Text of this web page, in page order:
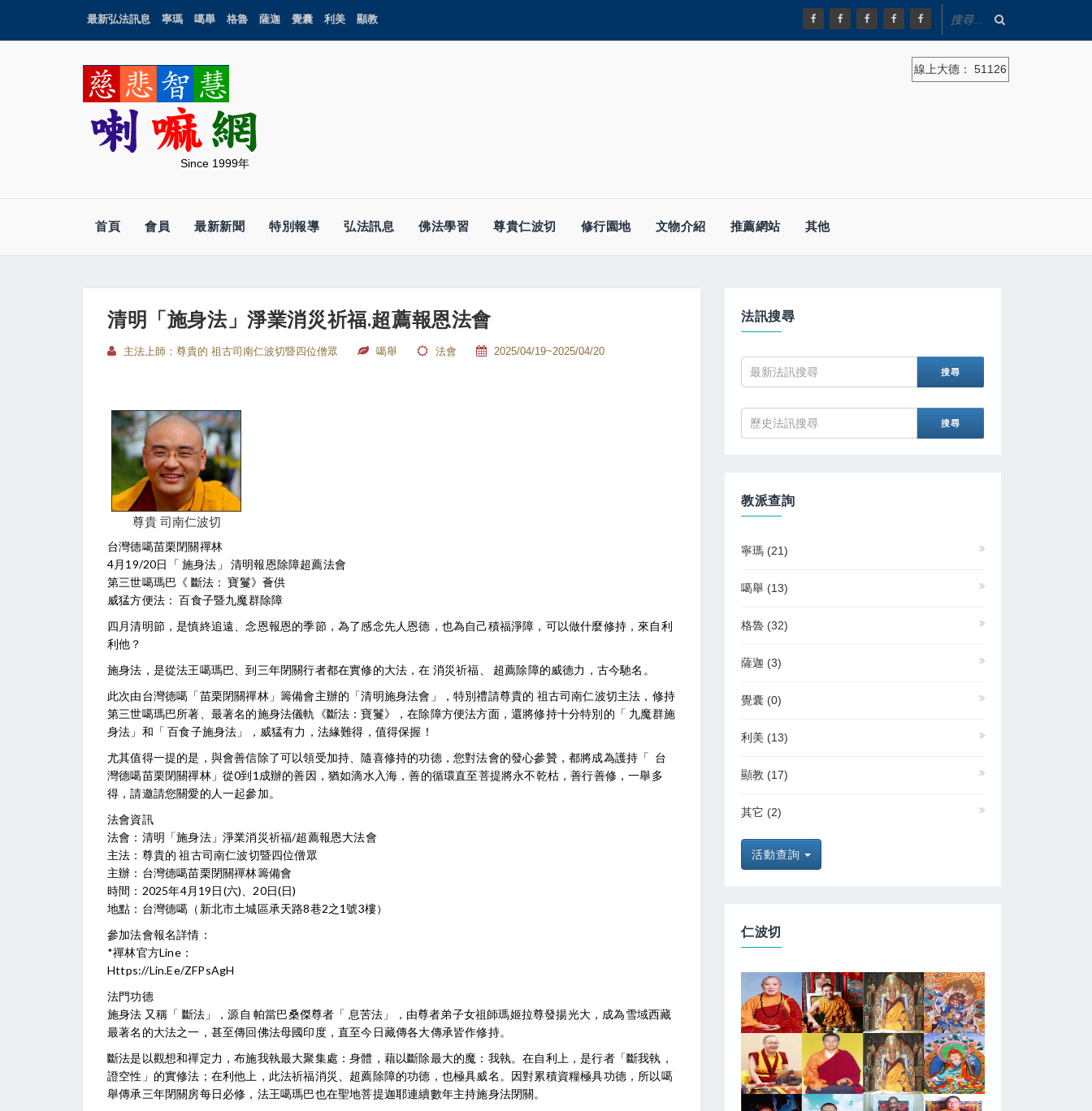
最新弘法訊息 寧瑪 噶舉 格魯 薩迦 覺囊 利美 顯教
Since 1999年
線上大德： 51126
首頁 會員 最新新聞 特別報導 弘法訊息 佛法學習 尊貴仁波切 修行園地 文物介紹 推薦網站 其他
清明「施身法」淨業消災祈福.超薦報恩法會
主法上師：尊貴的 祖古司南仁波切暨四位僧眾 噶舉 法會 2025/04/19~2025/04/20
尊貴 司南仁波切
台灣德噶苗栗閉關禪林
4月19/20日「 施身法」 清明報恩除障超薦法會
第三世噶瑪巴《 斷法： 寶鬘》薈供
威猛方便法： 百食子暨九魔群除障
四月清明節，是慎終追遠、念恩報恩的季節，為了感念先人恩德，也為自己積福淨障，可以做什麼修持，來自利
利他？
施身法，是從法王噶瑪巴、到三年閉關行者都在實修的大法，在 消災祈福、 超薦除障的威德力，古今馳名。
此次由台灣德噶「苗栗閉關禪林」籌備會主辦的「清明施身法會」，特別禮請尊貴的 祖古司南仁波切主法，修持
第三世噶瑪巴所著、最著名的施身法儀軌《斷法：寶鬘》，在除障方便法方面，還將修持十分特別的「 九魔群施
身法」和「 百食子施身法」，威猛有力，法緣難得，值得保握！
尤其值得一提的是，與會善信除了可以領受加持、隨喜修持的功德，您對法會的發心參贊，都將成為護持「 台
灣德噶苗栗閉關禪林」從0到1成辦的善因，猶如滴水入海，善的循環直至菩提將永不乾枯，善行善修，一舉多
得，請邀請您關愛的人一起參加。
法會資訊
法會：清明「施身法」淨業消災祈福/超薦報恩大法會
主法：尊貴的 祖古司南仁波切暨四位僧眾
主辦：台灣德噶苗栗閉關禪林籌備會
時間：2025年4月19日(六)、20日(日)
地點：台灣德噶（新北市土城區承天路8巷2之1號3樓）
參加法會報名詳情：
*禪林官方Line：
Https://lin.ee/ZFPsAgH
法門功德
施身法 又稱「 斷法」，源自 帕當巴桑傑尊者「 息苦法」，由尊者弟子女祖師瑪姬拉尊發揚光大，成為雪域西藏
最著名的大法之一，甚至傳回佛法母國印度，直至今日藏傳各大傳承皆作修持。
斷法是以觀想和禪定力，布施我執最大聚集處：身體，藉以斷除最大的魔：我執。在自利上，是行者「斷我執，
證空性」的實修法；在利他上，此法祈福消災、超薦除障的功德，也極具威名。因對累積資糧極具功德，所以噶
舉傳承三年閉關房每日必修，法王噶瑪巴也在聖地菩提迦耶連續數年主持施身法閉關。
法訊搜尋
教派查詢
寧瑪 (21)
噶舉 (13)
格魯 (32)
薩迦 (3)
覺囊 (0)
利美 (13)
顯教 (17)
其它 (2)
活動查詢
仁波切